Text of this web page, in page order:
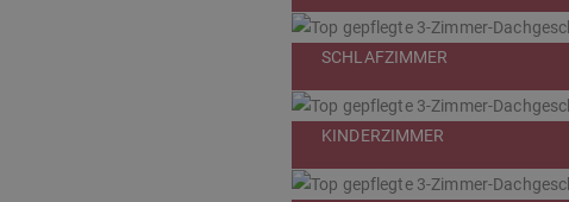
SCHLAFZIMMER
KINDERZIMMER